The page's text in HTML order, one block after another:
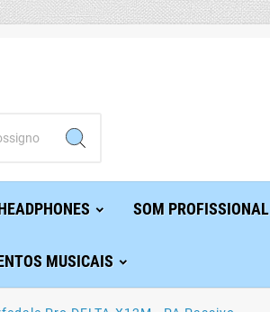
SOM PROFISSIONAL
MUSICAIS